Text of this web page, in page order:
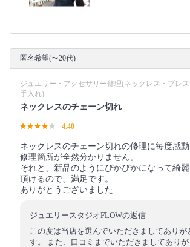
匿名希望(〜20代)
ジュエリー・アクセサリー修理(ネックレス・ブレ
手入れ)
ネックレスのチェーン切れ
4.40
ネックレスのチェーン切れの修理に毎度感動
修理箇所が全然分かりません。
それと、新品のようにぴかぴかになって綺
頂けるので、満足です。
ありがとうございました
ジュエリースタジオFLOWの返信
この度は当店を選んでいただきましてありが
す。 また、口コミまでいただきましてありが